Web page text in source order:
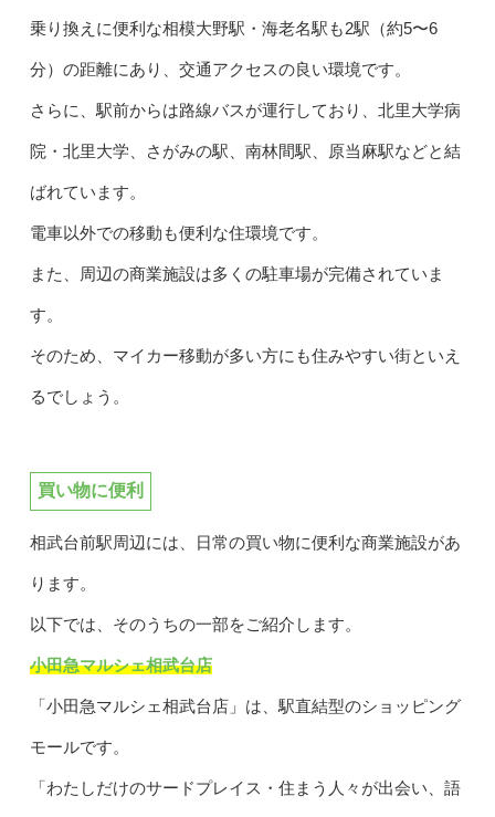
乗り換えに便利な相模大野駅・海老名駅も2駅（約5〜6
分）の距離にあり、交通アクセスの良い環境です。
さらに、駅前からは路線バスが運行しており、北里大学病
院・北里大学、さがみの駅、南林間駅、原当麻駅などと結
ばれています。
電車以外での移動も便利な住環境です。
また、周辺の商業施設は多くの駐車場が完備されていま
す。
そのため、マイカー移動が多い方にも住みやすい街といえ
るでしょう。
買い物に便利
相武台前駅周辺には、日常の買い物に便利な商業施設があ
ります。
以下では、そのうちの一部をご紹介します。
小田急マルシェ相武台店
「小田急マルシェ相武台店」は、駅直結型のショッピング
モールです。
「わたしだけのサードプレイス・住まう人々が出会い、語